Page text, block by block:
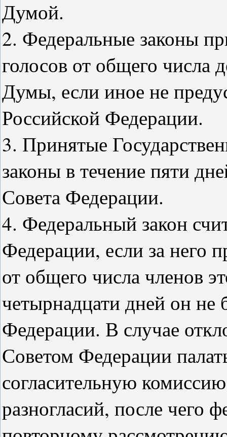
Думой.
2. Федеральные законы
голосов от общего числа
Думы, если иное не
Российской Федерации.
3. Принятые
законы в течение пяти
Совета Федерации.
4. Федеральный закон
Федерации, если за него
от общего числа членов
четырнадцати дней он не
Федерации. В случае
Советом Федерации
согласительную
разногласий, после чего